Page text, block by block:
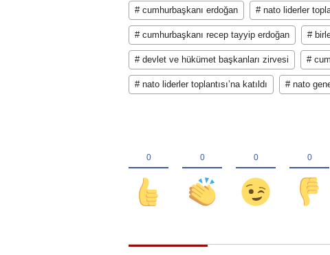
# cumhurbaşkanı erdoğan # nato liderler
# cumhurbaşkanı recep tayyip erdoğan #
# devlet ve hükümet başkanları zirvesi #
# nato liderler toplantısı’na katıldı # nato